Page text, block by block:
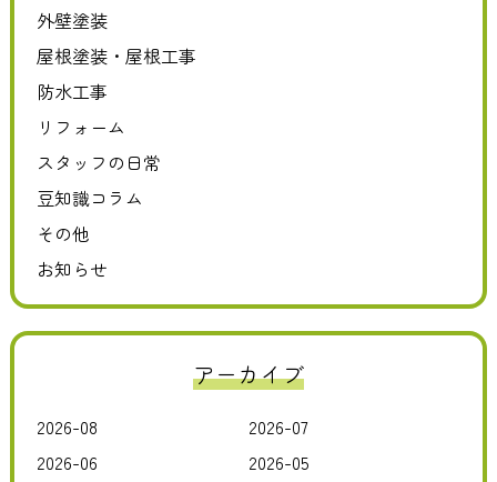
外壁塗装
屋根塗装・屋根工事
防水工事
リフォーム
スタッフの日常
豆知識コラム
その他
お知らせ
アーカイブ
2026-08
2026-07
2026-06
2026-05